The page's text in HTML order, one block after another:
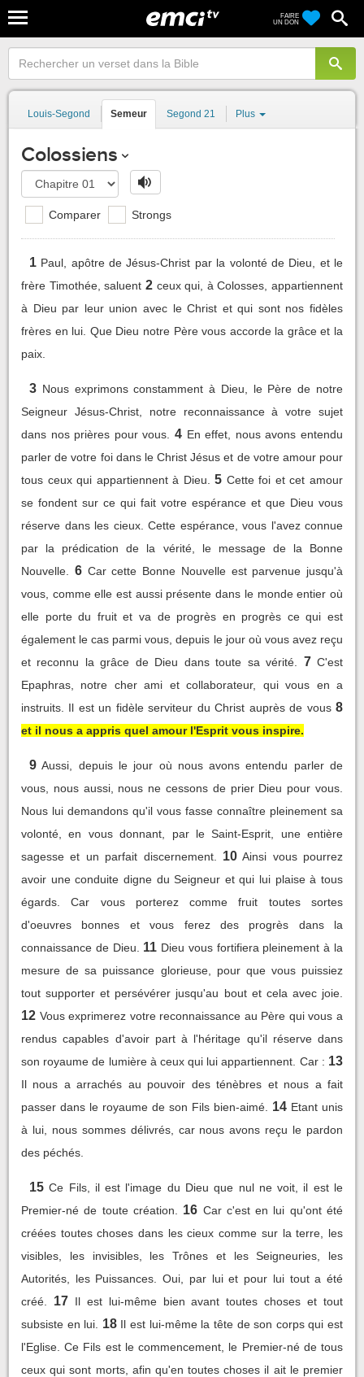
FAIRE
UN DON
Louis-Segond Semeur Segond 21 Plus
Colossiens
Comparer Strongs
1 Paul, apôtre de Jésus-Christ par la volonté de Dieu, et le
frère Timothée, saluent 2 ceux qui, à Colosses, appartiennent
à Dieu par leur union avec le Christ et qui sont nos fidèles
frères en lui. Que Dieu notre Père vous accorde la grâce et la
paix.
3 Nous exprimons constamment à Dieu, le Père de notre
Seigneur Jésus-Christ, notre reconnaissance à votre sujet
dans nos prières pour vous.
4 En effet, nous avons entendu
parler de votre foi dans le Christ Jésus et de votre amour pour
tous ceux qui appartiennent à Dieu.
5 Cette foi et cet amour
se fondent sur ce qui fait votre espérance et que Dieu vous
réserve dans les cieux. Cette espérance, vous l'avez connue
par la prédication de la vérité, le message de la Bonne
Nouvelle.
6 Car cette Bonne Nouvelle est parvenue jusqu'à
vous, comme elle est aussi présente dans le monde entier où
elle porte du fruit et va de progrès en progrès ce qui est
également le cas parmi vous, depuis le jour où vous avez reçu
et reconnu la grâce de Dieu dans toute sa vérité.
7 C'est
Epaphras, notre cher ami et collaborateur, qui vous en a
instruits. Il est un fidèle serviteur du Christ auprès de vous 8
et il nous a appris quel amour l'Esprit vous inspire.
9 Aussi, depuis le jour où nous avons entendu parler de
vous, nous aussi, nous ne cessons de prier Dieu pour vous.
Nous lui demandons qu'il vous fasse connaître pleinement sa
volonté, en vous donnant, par le Saint-Esprit, une entière
sagesse et un parfait discernement.
10 Ainsi vous pourrez
avoir une conduite digne du Seigneur et qui lui plaise à tous
égards. Car vous porterez comme fruit toutes sortes
d'oeuvres bonnes et vous ferez des progrès dans la
connaissance de Dieu.
11 Dieu vous fortifiera pleinement à la
mesure de sa puissance glorieuse, pour que vous puissiez
tout supporter et persévérer jusqu'au bout et cela avec joie.
12 Vous exprimerez votre reconnaissance au Père qui vous a
rendus capables d'avoir part à l'héritage qu'il réserve dans
son royaume de lumière à ceux qui lui appartiennent. Car : 13
Il nous a arrachés au pouvoir des ténèbres et nous a fait
passer dans le royaume de son Fils bien-aimé.
14 Etant unis
à lui, nous sommes délivrés, car nous avons reçu le pardon
des péchés.
15 Ce Fils, il est l'image du Dieu que nul ne voit, il est le
Premier-né de toute création.
16 Car c'est en lui qu'ont été
créées toutes choses dans les cieux comme sur la terre, les
visibles, les invisibles, les Trônes et les Seigneuries, les
Autorités, les Puissances. Oui, par lui et pour lui tout a été
créé.
17 Il est lui-même bien avant toutes choses et tout
subsiste en lui.
18 Il est lui-même la tête de son corps qui est
l'Eglise. Ce Fils est le commencement, le Premier-né de tous
ceux qui sont morts, afin qu'en toutes choses il ait le premier